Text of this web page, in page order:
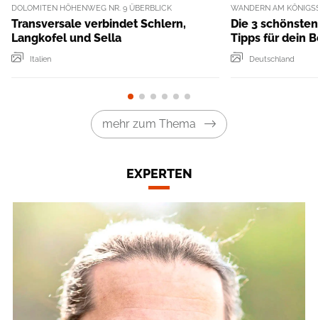
DOLOMITEN HÖHENWEG NR. 9 ÜBERBLICK
Transversale verbindet Schlern,
Langkofel und Sella
Italien
WANDERN AM
Die 3
Tipps für dein
Deutschland
mehr zum Thema
EXPERTEN